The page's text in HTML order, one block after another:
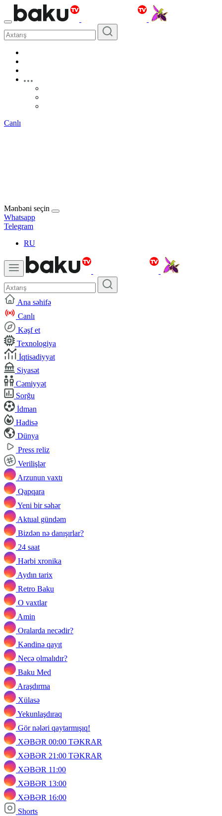
Canlı
Mənbəni seçin
Whatsapp
Telegram
RU
Ana səhifə
Canlı
Kəşf et
Texnologiya
İqtisadiyyat
Siyasət
Cəmiyyət
Sorğu
İdman
Hadisə
Dünya
Press reliz
Verilişlər
Arzunun vaxtı
Qapqara
Yeni bir səhər
Aktual gündəm
Bizdən nə danışırlar?
24 saat
Hərbi xronika
Aydın tarix
Retro Baku
O vaxtlar
Amin
Oralarda necədir?
Kəndinə qayıt
Necə olmalıdır?
Baku Med
Araşdırma
Xülasə
Yekunlaşdıraq
Gör nələri qaytarmışıq!
XƏBƏR 00:00 TƏKRAR
XƏBƏR 21:00 TƏKRAR
XƏBƏR 11:00
XƏBƏR 13:00
XƏBƏR 16:00
Shorts